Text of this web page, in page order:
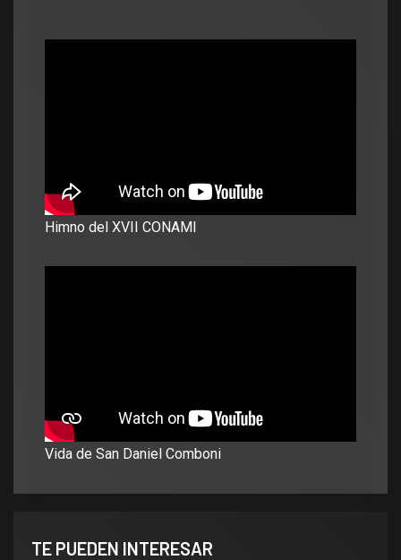
Himno del XVII CONAMI
Vida de San Daniel Comboni
TE PUEDEN INTERESAR